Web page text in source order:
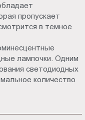
пропускает
в темное
лампочки. Одним
светодиодных
количество